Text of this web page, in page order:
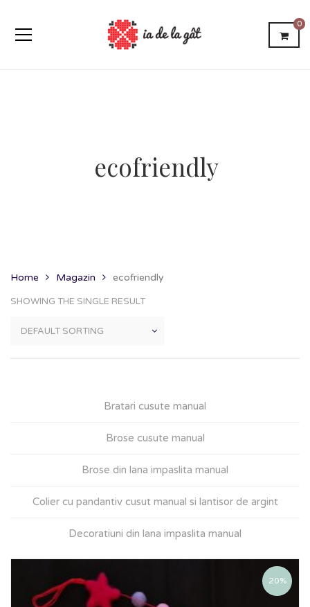
0
ecofriendly
Home Magazin ecofriendly
SHOWING THE SINGLE RESULT
Bratari cusute manual
Brose cusute manual
Brose din lana impaslita manual
Colier cu pandantiv cusut manual si lantisor de argint
Decoratiuni din lana impaslita manual
20%